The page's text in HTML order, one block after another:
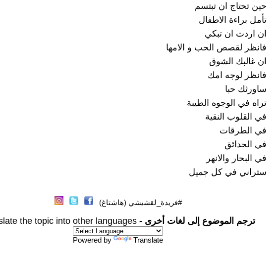
حين تحتاج ان تبتسم
تأمل براءة الاطفال
ان اردت ان تبكي
فانظر لقصص الحب و الامها
ان غالبك الشوق
فانظر لوجه امك
ساورثك حبا
تراه في الوجوه الطيبة
في القلوب النقية
في الطرقات
في الحدائق
في البحار والانهر
ستراني في كل جميل
#فريدة_لقشيشي (هاشتاغ)
ترجم الموضوع إلى لغات أخرى - the topic into other languages
Powered by Translate